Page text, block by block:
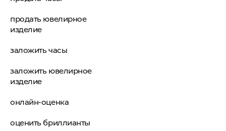
продать ювелирное
изделие
заложить часы
заложить ювелирное
изделие
онлайн-оценка
оценить бриллианты